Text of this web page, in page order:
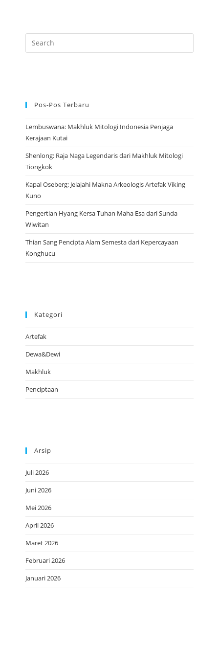
Pos-Pos Terbaru
Lembuswana: Makhluk Mitologi Indonesia Penjaga
Kerajaan Kutai
Shenlong: Raja Naga Legendaris dari Makhluk Mitologi
Tiongkok
Kapal Oseberg: Jelajahi Makna Arkeologis Artefak Viking
Kuno
Pengertian Hyang Kersa Tuhan Maha Esa dari Sunda
Wiwitan
Thian Sang Pencipta Alam Semesta dari Kepercayaan
Konghucu
Kategori
Artefak
Dewa&Dewi
Makhluk
Penciptaan
Arsip
Juli 2026
Juni 2026
Mei 2026
April 2026
Maret 2026
Februari 2026
Januari 2026